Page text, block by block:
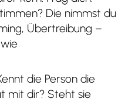
Die nimmst du
Übertreibung –
die Person die
mit dir? Steht sie